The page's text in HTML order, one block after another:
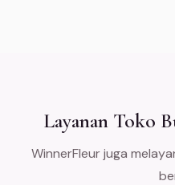
Layanan Toko
WinnerFleur juga